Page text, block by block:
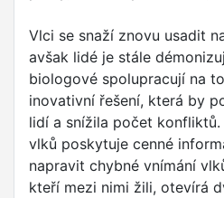
Vlci se snaží znovu usadit
avšak lidé je stále
biologové spolupracují na
inovativní řešení, která by
lidí a snížila počet
vlků poskytuje cenné
napravit chybné vnímání
kteří mezi nimi žili, otevírá